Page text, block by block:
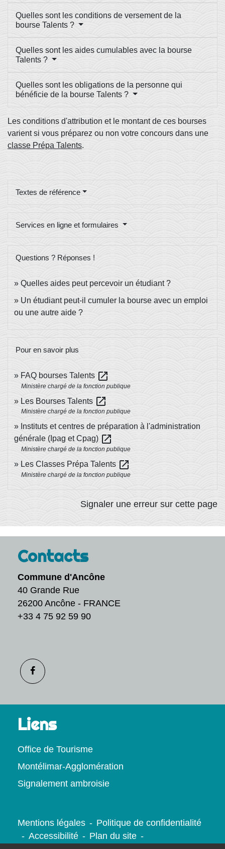
Quelles sont les conditions de versement de la
bourse Talents ?
Quelles sont les aides cumulables avec la bourse
Talents ?
Quelles sont les obligations de la personne qui
bénéficie de la bourse Talents ?
Les conditions d'attribution et le montant de ces bourses
varient si vous préparez ou non votre concours dans une
classe Prépa Talents.
Textes de référence
Services en ligne et formulaires
Questions ? Réponses !
Quelles aides peut percevoir un étudiant ?
Un étudiant peut-il cumuler la bourse avec un emploi
ou une autre aide ?
Pour en savoir plus
FAQ bourses Talents open_in_new
Ministère chargé de la fonction publique
Les Bourses Talents open_in_new
Ministère chargé de la fonction publique
Instituts et centres de préparation à l'administration
générale (Ipag et Cpag) open_in_new
Ministère chargé de la fonction publique
Les Classes Prépa Talents open_in_new
Ministère chargé de la fonction publique
Signaler une erreur sur cette page
Contacts
Commune d'Ancône
40 Grande Rue
26200 Ancône - FRANCE
+33 4 75 92 59 90
Liens
Office de Tourisme
Montélimar-Agglomération
Signalement ambroisie
Mentions légales - Politique de confidentialité
- Accessibilité - Plan du site -